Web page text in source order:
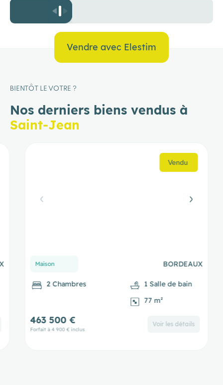
Vendre avec Elestim
BIENTÔT LE VOTRE ?
Nos derniers biens vendus à
Saint-Jean
Maison BORDEAUX
2 Chambres
1 Salle de bain
77 m²
463 500 €
Forfait à 4 900 € inclus
Voir les détails